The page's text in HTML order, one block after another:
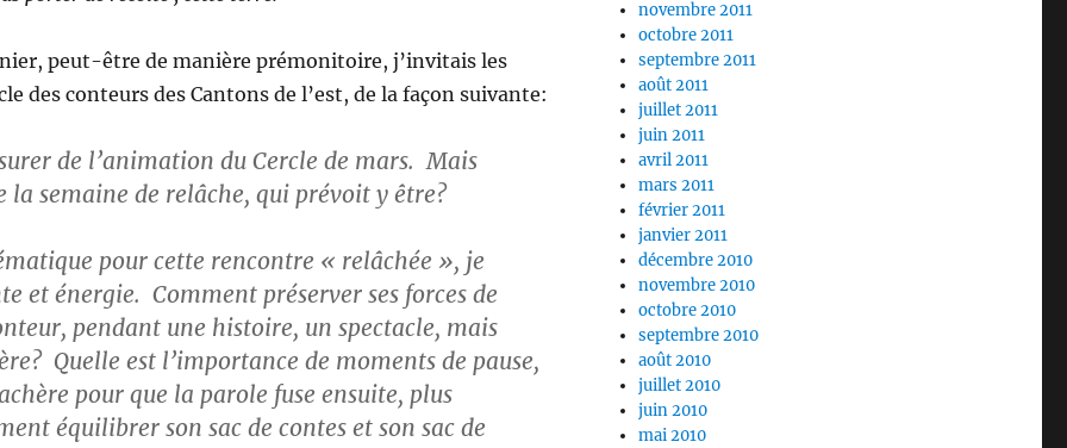
peut-être de manière prémonitoire, j’invitais les
des conteurs des Cantons de l’est, de la façon suivante:
de l’animation du Cercle de mars. Mais
la semaine de relâche, qui prévoit y être?
pour cette rencontre « relâchée », je
et énergie. Comment préserver ses forces de
pendant une histoire, un spectacle, mais
Quelle est l’importance de moments de pause,
pour que la parole fuse ensuite, plus
équilibrer son sac de contes et son sac de
novembre 2011
octobre 2011
septembre 2011
août 2011
juillet 2011
juin 2011
avril 2011
mars 2011
février 2011
janvier 2011
décembre 2010
novembre 2010
octobre 2010
septembre 2010
août 2010
juillet 2010
juin 2010
mai 2010